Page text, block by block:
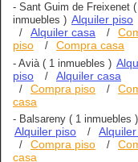
- Sant Guim de Freixenet
inmuebles ) Alquiler piso
/ Alquiler casa /
piso
/ Compra casa
- Avià( 1 inmuebles )
piso
/ Alquiler casa
/ Compra piso /
casa
- Balsareny ( 1 inmuebles )
Alquiler piso /
/ Compra piso /
casa